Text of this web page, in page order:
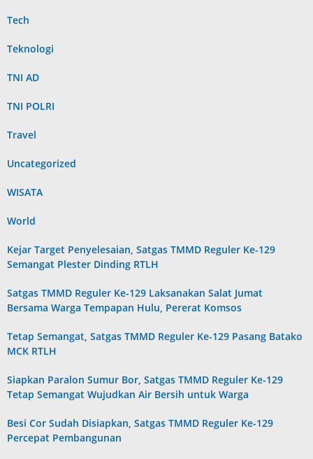
Tech
Teknologi
TNI AD
TNI POLRI
Travel
Uncategorized
WISATA
World
Kejar Target Penyelesaian, Satgas TMMD Reguler Ke-129
Semangat Plester Dinding RTLH
Satgas TMMD Reguler Ke-129 Laksanakan Salat Jumat
Bersama Warga Tempapan Hulu, Pererat Komsos
Tetap Semangat, Satgas TMMD Reguler Ke-129 Pasang Batako
MCK RTLH
Siapkan Paralon Sumur Bor, Satgas TMMD Reguler Ke-129
Tetap Semangat Wujudkan Air Bersih untuk Warga
Besi Cor Sudah Disiapkan, Satgas TMMD Reguler Ke-129
Percepat Pembangunan